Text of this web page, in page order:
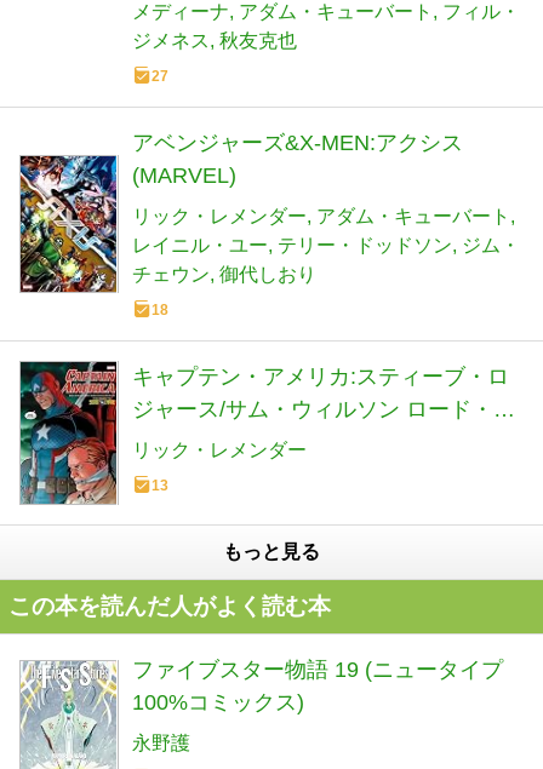
メディーナ アダム・キューバート
フィル・
ジメネス 秋友克也
27
アベンジャーズ&X-MEN:アクシス
(MARVEL)
リック・レメンダー アダム・キューバート
レイニル・ユー テリー・ドッドソン
ジム・
チェウン 御代しおり
18
キャプテン・アメリカ:スティーブ・ロ
ジャース/サム・ウィルソン ロード・ト
ゥ・シークレット・エンパイア
リック・レメンダー
13
もっと見る
この本を読んだ人がよく読む本
ファイブスター物語 19 (ニュータイプ
100%コミックス)
永野護